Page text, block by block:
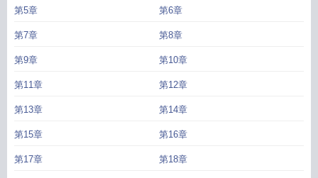
第5章 第6章
第7章 第8章
第9章 第10章
第11章 第12章
第13章 第14章
第15章 第16章
第17章 第18章